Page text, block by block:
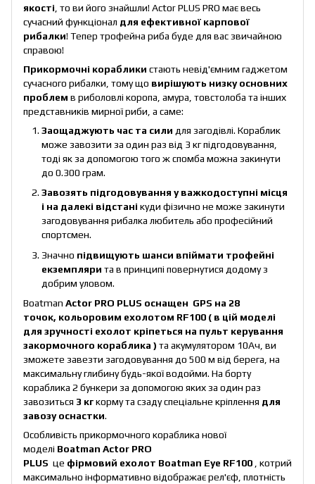
якості , то ви його знайшли! Actor PLUS PRO має весь
сучасний функціонал для ефективної карпової
рибалки! Тепер трофейна риба буде для вас звичайною
справою!
Прикормочні кораблики стають невід'ємним гаджетом
сучасного рибалки, тому що вирішують низку основних
проблем в риболовлі коропа, амура, товстолоба та інших
представників мирної риби, а саме:
Заощаджують час та сили для загодівлі. Кораблик
може завозити за один раз від 3 кг підгодовування,
тоді як за допомогою того ж спомба можна закинути
до 0.300 грам.
Завозять підгодовування у важкодоступні місця
і на далекі відстані куди фізично не може закинути
загодовування рибалка любитель або професійний
спортсмен.
Значно підвищують шанси впіймати трофейні
екземпляри та в принципі повернутися додому з
добрим уловом.
Вoatman Actor PRO PLUS оснащен GPS на 28
точок, кольоровим ехолотом RF100 ( в цій моделі
для зручності ехолот кріпеться на пульт керування
закормочного кораблика ) та акумулятором 10Aч, ви
зможете завезти загодовування до 500 м від берега, на
максимальну глибину будь-якої водойми. На борту
кораблика 2 бункери за допомогою яких за один раз
завозиться 3 кгкорму та сзаду спеціальне кріплення для
завозу оснастки.
Особливість прикормочного кораблика нової
моделі Вoatman Actor PRO
PLUS це фірмовий ехолот Boatman Eye RF100 , котрий
максимально інформативно відображає рел'єф, плотність